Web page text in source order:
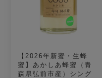
【2026年新蜜・生蜂
蜜】あかしあ蜂蜜（青
森県弘前市産）シング